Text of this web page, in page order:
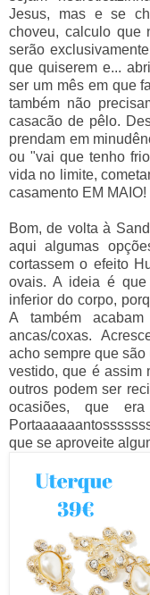
Jesus, mas e se
choveu, calculo que
serão
que quiserem e...
ser um mês em que
também não
casacão de pêlo.
prendam em
ou "vai que tenho
vida no limite,
casamento EM MAIO!
Bom, de volta à
aqui algumas
cortassem o efeito
ovais. A ideia é
inferior do corpo,
A também
ancas/coxas.
acho sempre que
vestido, que é assim
outros podem ser
ocasiões, que
que se aproveite